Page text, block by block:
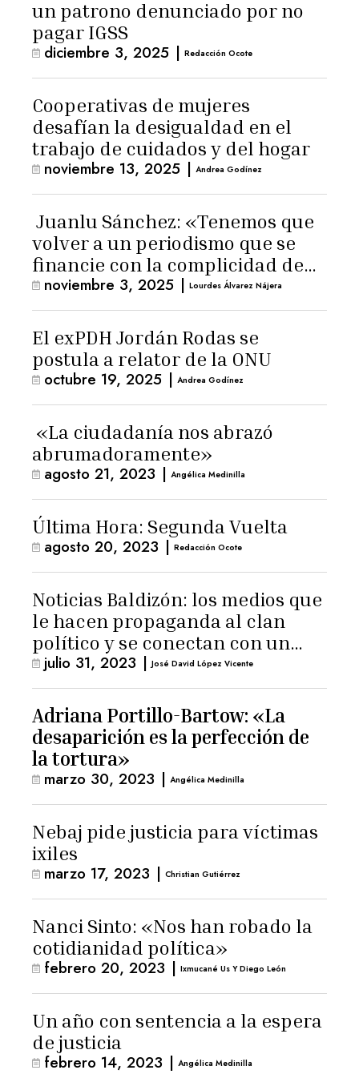
un patrono denunciado por no
pagar IGSS
diciembre 3, 2025 | Redacción Ocote
Cooperativas de mujeres
desafían la desigualdad en el
trabajo de cuidados y del hogar
noviembre 13, 2025 | Andrea Godínez
Juanlu Sánchez: «Tenemos que
volver a un periodismo que se
financie con la complicidad de
los lectores»
noviembre 3, 2025 | Lourdes Álvarez Nájera
El exPDH Jordán Rodas se
postula a relator de la ONU
octubre 19, 2025 | Andrea Godínez
«La ciudadanía nos abrazó
abrumadoramente»
agosto 21, 2023 | Angélica Medinilla
Última Hora: Segunda Vuelta
agosto 20, 2023 | Redacción Ocote
Noticias Baldizón: los medios que
le hacen propaganda al clan
político y se conectan con un
hombre de confianza de
Giammattei
julio 31, 2023 | José David López Vicente
Adriana Portillo-Bartow: «La
desaparición es la perfección de
la tortura»
marzo 30, 2023 | Angélica Medinilla
Nebaj pide justicia para víctimas
ixiles
marzo 17, 2023 | Christian Gutiérrez
Nanci Sinto: «Nos han robado la
cotidianidad política»
febrero 20, 2023 | Ixmucané Us Y Diego León
Un año con sentencia a la espera
de justicia
febrero 14, 2023 | Angélica Medinilla